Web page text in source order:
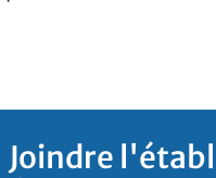
Joindre